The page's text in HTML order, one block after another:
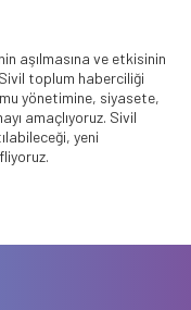
aşılmasına ve etkisinin
toplum haberciliği
yönetimine, siyasete,
amaçlıyoruz. Sivil
yeni